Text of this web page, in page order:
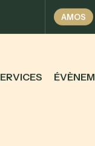
AMOS
ERVICES ÉVÈNEM